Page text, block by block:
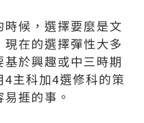
候，選擇要麼是文
在的選擇彈性大多
於興趣或中三時期
主科加4選修科的策
捱的事。